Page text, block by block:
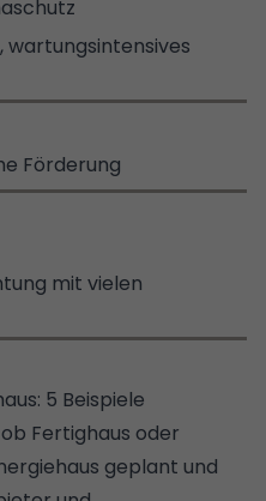
wartungsintensives
Förderung
mit vielen
5 Beispiele
Fertighaus oder
geplant und